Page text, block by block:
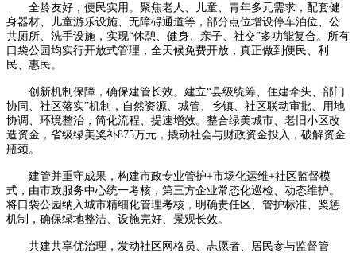
全龄友好，便民实用。聚焦老人、儿童、青年多元需求，配套健
身器材、儿童游乐设施、无障碍通道等，部分点位增设停车泊位、公
共厕所、洗手设施，实现“休憩、健身、亲子、社交”多功能复合。所有
口袋公园均实行开放式管理，全天候免费开放，真正做到便民、利
民、惠民。
创新机制保障，确保建管长效。建立“县级统筹、住建牵头、部门
协同、社区落实”机制，自然资源、城管、乡镇、社区联动审批、用地
协调、环境整治，简化流程、提速增效。整合绿美城市、老旧小区改
造资金，省级绿美奖补875万元，撬动社会与财政资金投入，破解资金
瓶颈。
建管并重守成果，构建市政专业管护+市场化运维+社区监督模
式，由市政服务中心统一考核，第三方企业常态化巡检、动态维护。
将口袋公园纳入城市精细化管理考核，明确责任区、管护标准、奖惩
机制，确保绿地整洁、设施完好、景观长效。
共建共享优治理，发动社区网格员、志愿者、居民参与监督管